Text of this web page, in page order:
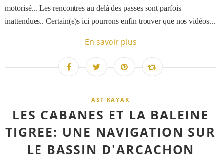
motorisé... Les rencontres au delà des passes sont parfois
inattendues.. Certain(e)s ici pourrons enfin trouver que nos vidéos...
En savoir plus
AST KAYAK
LES CABANES ET LA BALEINE
TIGREE: UNE NAVIGATION SUR
LE BASSIN D'ARCACHON